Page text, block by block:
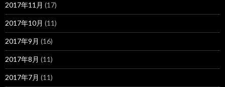
2017年11月 (17)
2017年10月 (11)
2017年9月 (16)
2017年8月 (11)
2017年7月 (11)